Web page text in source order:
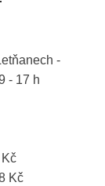
-
- 17 h
Kč